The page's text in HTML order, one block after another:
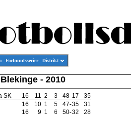
Förbundsserier Distrikt
- 2010
SK 16 11 2 3 48-17
35
16 10 1 5 47-35
31
16 9 1 6 50-32
28